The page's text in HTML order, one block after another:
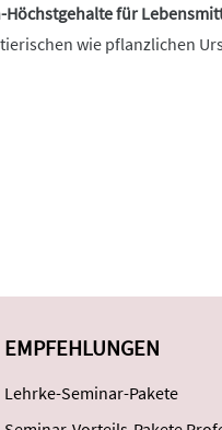
für
wie pflanzlichen
EMPFEHLUNGEN
Lehrke-Seminar-Pakete